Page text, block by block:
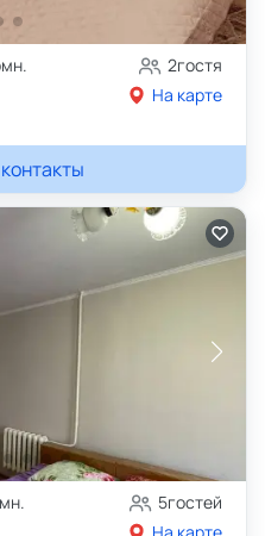
2гостя
На карте
5гостей